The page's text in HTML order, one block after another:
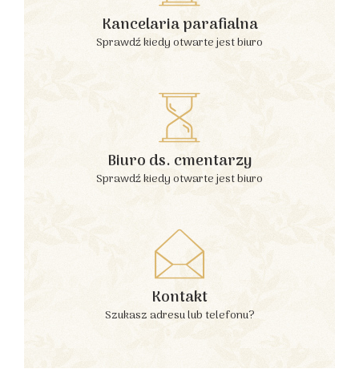
Kancelaria parafialna
Sprawdź kiedy otwarte jest biuro
Biuro ds. cmentarzy
Sprawdź kiedy otwarte jest biuro
Kontakt
Szukasz adresu lub telefonu?